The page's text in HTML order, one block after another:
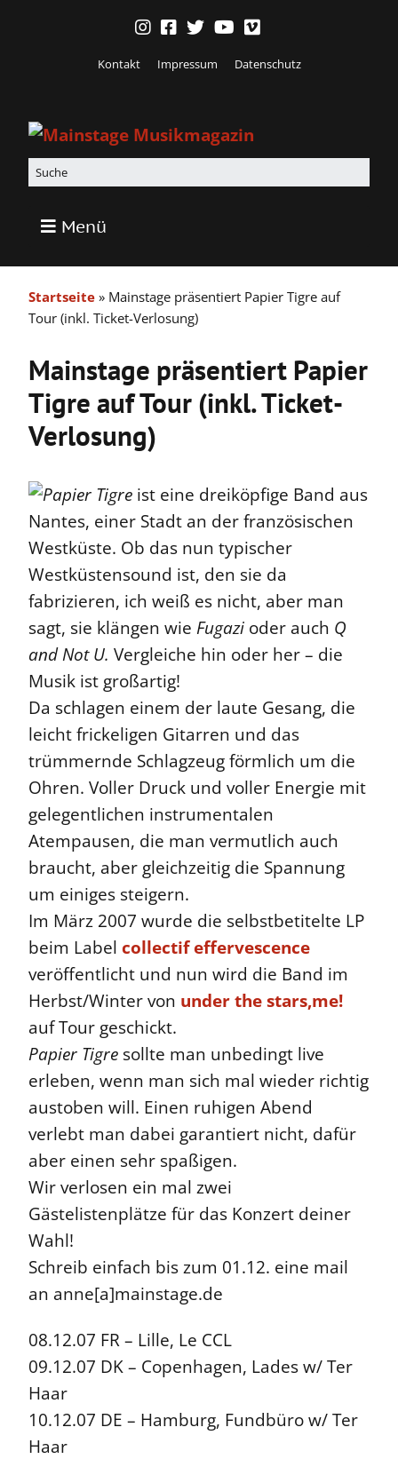
Kontakt Impressum Datenschutz
Menü
Startseite » Mainstage präsentiert Papier Tigre auf
Tour (inkl. Ticket-Verlosung)
Mainstage präsentiert Papier
Tigre auf Tour (inkl. Ticket-
Verlosung)
Papier Tigre ist eine dreiköpfige Band aus
Nantes, einer Stadt an der französischen
Westküste. Ob das nun typischer
Westküstensound ist, den sie da
fabrizieren, ich weiß es nicht, aber man
sagt, sie klängen wie Fugazi oder auch Q
and Not U. Vergleiche hin oder her – die
Musik ist großartig!
Da schlagen einem der laute Gesang, die
leicht frickeligen Gitarren und das
trümmernde Schlagzeug förmlich um die
Ohren. Voller Druck und voller Energie mit
gelegentlichen instrumentalen
Atempausen, die man vermutlich auch
braucht, aber gleichzeitig die Spannung
um einiges steigern.
Im März 2007 wurde die selbstbetitelte LP
beim Label collectif effervescence
veröffentlicht und nun wird die Band im
Herbst/Winter von under the stars,me!
auf Tour geschickt.
Papier Tigre sollte man unbedingt live
erleben, wenn man sich mal wieder richtig
austoben will. Einen ruhigen Abend
verlebt man dabei garantiert nicht, dafür
aber einen sehr spaßigen.
Wir verlosen ein mal zwei
Gästelistenplätze für das Konzert deiner
Wahl!
Schreib einfach bis zum 01.12. eine mail
an anne[a]mainstage.de
08.12.07 FR – Lille, Le CCL
09.12.07 DK – Copenhagen, Lades w/ Ter
Haar
10.12.07 DE – Hamburg, Fundbüro w/ Ter
Haar